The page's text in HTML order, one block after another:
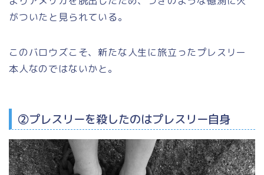
がついたと見られている。
このバロウズこそ、新たな人生に旅立ったプレスリー
本人なのではないかと。
②プレスリーを殺したのはプレスリー自身